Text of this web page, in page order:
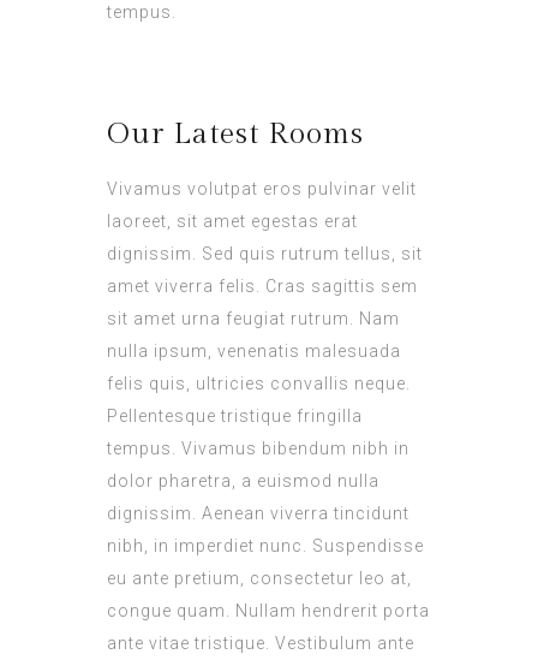
tempus.
Our Latest Rooms
Vivamus volutpat eros pulvinar velit
laoreet, sit amet egestas erat
dignissim. Sed quis rutrum tellus, sit
amet viverra felis. Cras sagittis sem
sit amet urna feugiat rutrum. Nam
nulla ipsum, venenatis malesuada
felis quis, ultricies convallis neque.
Pellentesque tristique fringilla
tempus. Vivamus bibendum nibh in
dolor pharetra, a euismod nulla
dignissim. Aenean viverra tincidunt
nibh, in imperdiet nunc. Suspendisse
eu ante pretium, consectetur leo at,
congue quam. Nullam hendrerit porta
ante vitae tristique. Vestibulum ante